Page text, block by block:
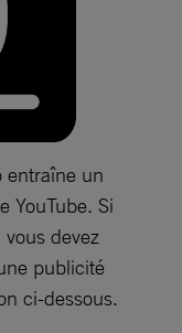
entraîne un
YouTube. Si
devez
publicité
ci-dessous.